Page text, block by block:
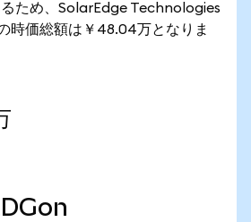
ため、SolarEdge Technologies
時価総額は￥48.04万となりま